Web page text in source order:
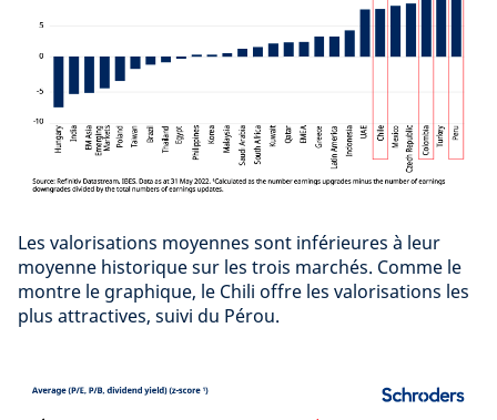
Les valorisations moyennes sont inférieures à leur
moyenne historique sur les trois marchés. Comme le
montre le graphique, le Chili offre les valorisations les
plus attractives, suivi du Pérou.